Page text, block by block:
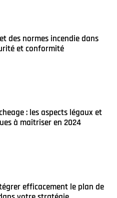
des normes incendie dans
et conformité
: les aspects légaux et
à maîtriser en 2024
efficacement le plan de